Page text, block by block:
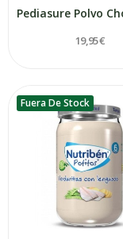
19,95 €
Fuera De Stock